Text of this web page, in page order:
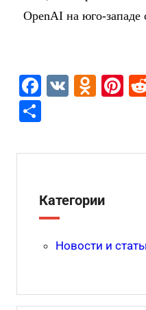
OpenAI на юго-западе
F
a
c
e
o
o
k
V
O
o
a
s
Pi
e
п
а
в
и
Категории
Новости и